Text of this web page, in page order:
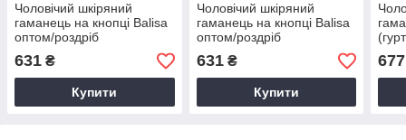
Чоловічий шкіряний
гаманець на кнопці Balisa
оптом/роздріб
631 ₴
Купити
Чоловічий шкіряний
гаманець на кнопці Balisa
оптом/роздріб
631₴
Купити
677